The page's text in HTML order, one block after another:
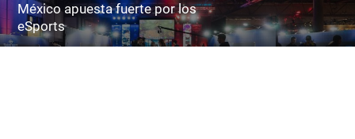
México apuesta fuerte por los
eSports